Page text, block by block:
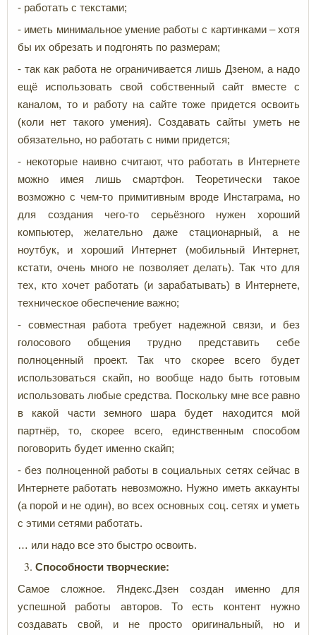
- работать с текстами;
- иметь минимальное умение работы с картинками – хотя
бы их обрезать и подгонять по размерам;
- так как работа не ограничивается лишь Дзеном, а надо
ещё использовать свой собственный сайт вместе с
каналом, то и работу на сайте тоже придется освоить
(коли нет такого умения). Создавать сайты уметь не
обязательно, но работать с ними придется;
- некоторые наивно считают, что работать в Интернете
можно имея лишь смартфон. Теоретически такое
возможно с чем-то примитивным вроде Инстаграма, но
для создания чего-то серьёзного нужен хороший
компьютер, желательно даже стационарный, а не
ноутбук, и хороший Интернет (мобильный Интернет,
кстати, очень много не позволяет делать). Так что для
тех, кто хочет работать (и зарабатывать) в Интернете,
техническое обеспечение важно;
- совместная работа требует надежной связи, и без
голосового общения трудно представить себе
полноценный проект. Так что скорее всего будет
использоваться скайп, но вообще надо быть готовым
использовать любые средства. Поскольку мне все равно
в какой части земного шара будет находится мой
партнёр, то, скорее всего, единственным способом
поговорить будет именно скайп;
- без полноценной работы в социальных сетях сейчас в
Интернете работать невозможно. Нужно иметь аккаунты
(а порой и не один), во всех основных соц. сетях и уметь
с этими сетями работать.
… или надо все это быстро освоить.
Способности творческие:
Самое сложное. Яндекс.Дзен создан именно для
успешной работы авторов. То есть контент нужно
создавать свой, и не просто оригинальный, но и